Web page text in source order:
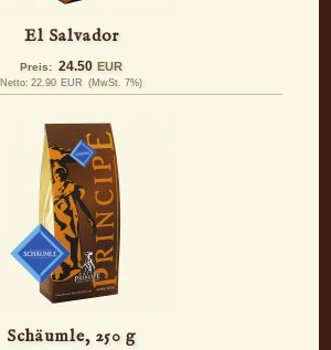
El Salvador
Preis: 24.50 EUR
Netto: 22.90 EUR (MwSt. 7%)
Schäumle, 250 g